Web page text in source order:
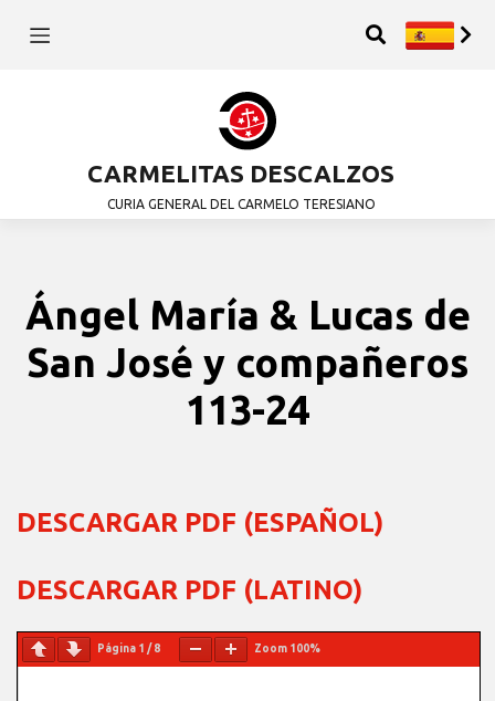
CARMELITAS DESCALZOS
CURIA GENERAL DEL CARMELO TERESIANO
Ángel María & Lucas de
San José y compañeros
113-24
DESCARGAR PDF (ESPAÑOL)
DESCARGAR PDF (LATINO)
Página 1 /8 Zoom 100%